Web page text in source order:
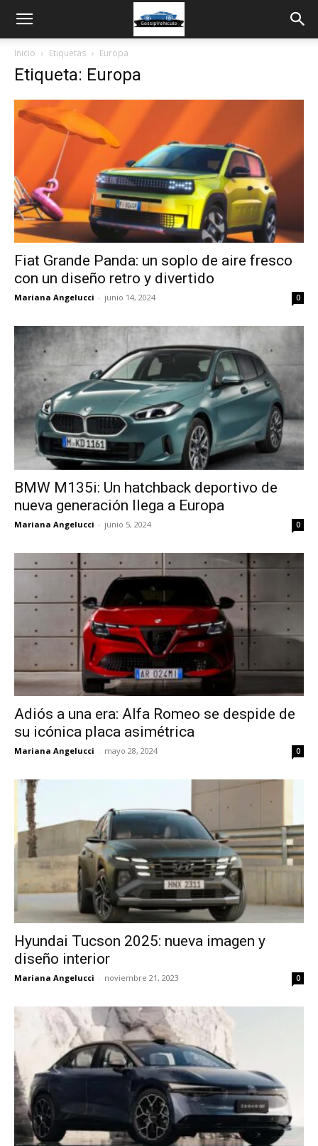
Inicio Etiquetas Europa
Etiqueta: Europa
Fiat Grande Panda: un soplo de aire fresco
con un diseño retro y divertido
Mariana Angelucci - junio 14, 2024 0
BMW M135i: Un hatchback deportivo de
nueva generación llega a Europa
Mariana Angelucci - junio 5, 2024 0
Adiós a una era: Alfa Romeo se despide de
su icónica placa asimétrica
Mariana Angelucci - mayo 28, 2024 0
Hyundai Tucson 2025: nueva imagen y
diseño interior
Mariana Angelucci - noviembre 21, 2023 0